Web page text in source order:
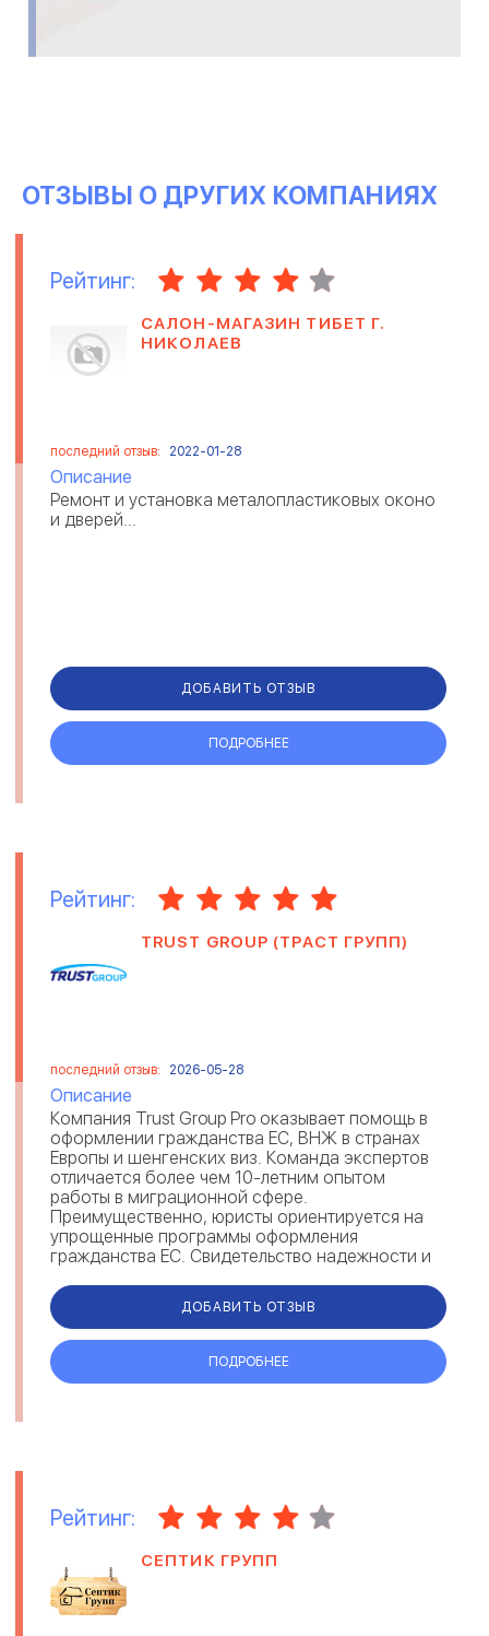
ОТЗЫВЫ О ДРУГИХ КОМПАНИЯХ
Рейтинг:
САЛОН-МАГАЗИН ТИБЕТ Г.
НИКОЛАЕВ
последний отзыв: 2022-01-28
Описание
Ремонт и установка металопластиковых оконо
и дверей...
ДОБАВИТЬ ОТЗЫВ
ПОДРОБНЕЕ
Рейтинг:
TRUST GROUP (ТРАСТ ГРУПП)
последний отзыв: 2026-05-28
Описание
Компания Trust Group Pro оказывает помощь в
оформлении гражданства ЕС, ВНЖ в странах
Европы и шенгенских виз. Команда экспертов
отличается более чем 10-летним опытом
работы в миграционной сфере.
Преимущественно, юристы ориентируется на
упрощенные программы оформления
гражданства ЕС. Свидетельство надежности и
на рейтингов...
ДОБАВИТЬ ОТЗЫВ
ПОДРОБНЕЕ
Рейтинг:
СЕПТИК ГРУПП